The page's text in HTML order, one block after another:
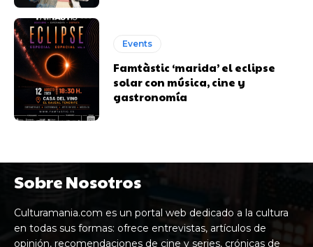
Events
Famtàstic ‘marida’ el eclipse
solar con música, cine y
gastronomía
Sobre Nosotros
Culturamania.com es un portal web dedicado a la cultura
en todas sus formas: ofrece entrevistas, artículos de
opinión, recomendaciones de cine y series, crónicas de